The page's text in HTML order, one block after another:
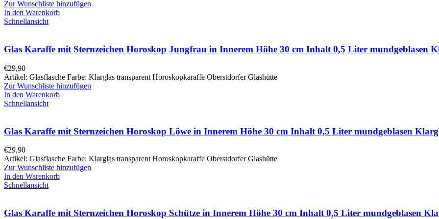
Zur Wunschliste hinzufügen
In den Warenkorb
Schnellansicht
Glas Karaffe mit Sternzeichen Horoskop Jungfrau in Innerem Höhe 30 cm Inhalt 0,5 Liter mundgeblasen
€29,90
Artikel: Glasflasche Farbe: Klarglas transparent Horoskopkaraffe Oberstdorfer Glashütte
Zur Wunschliste hinzufügen
In den Warenkorb
Schnellansicht
Glas Karaffe mit Sternzeichen Horoskop Löwe in Innerem Höhe 30 cm Inhalt 0,5 Liter mundgeblasen
€29,90
Artikel: Glasflasche Farbe: Klarglas transparent Horoskopkaraffe Oberstdorfer Glashütte
Zur Wunschliste hinzufügen
In den Warenkorb
Schnellansicht
Glas Karaffe mit Sternzeichen Horoskop Schütze in Innerem Höhe 30 cm Inhalt 0,5 Liter mundgeblasen